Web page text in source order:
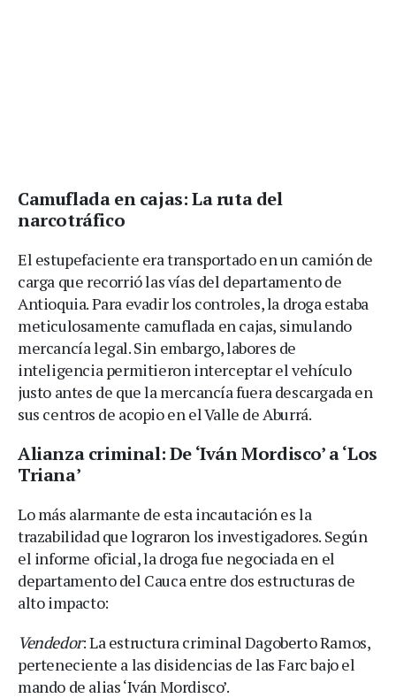
Camuflada en cajas: La ruta del
narcotráfico
El estupefaciente era transportado en un camión de
carga que recorrió las vías del departamento de
Antioquia. Para evadir los controles, la droga estaba
meticulosamente camuflada en cajas, simulando
mercancía legal. Sin embargo, labores de
inteligencia permitieron interceptar el vehículo
justo antes de que la mercancía fuera descargada en
sus centros de acopio en el Valle de Aburrá.
Alianza criminal: De ‘Iván Mordisco’ a ‘Los
Triana’
Lo más alarmante de esta incautación es la
trazabilidad que lograron los investigadores. Según
el informe oficial, la droga fue negociada en el
departamento del Cauca entre dos estructuras de
alto impacto:
Vendedor: La estructura criminal Dagoberto Ramos,
perteneciente a las disidencias de las Farc bajo el
mando de alias ‘Iván Mordisco’.